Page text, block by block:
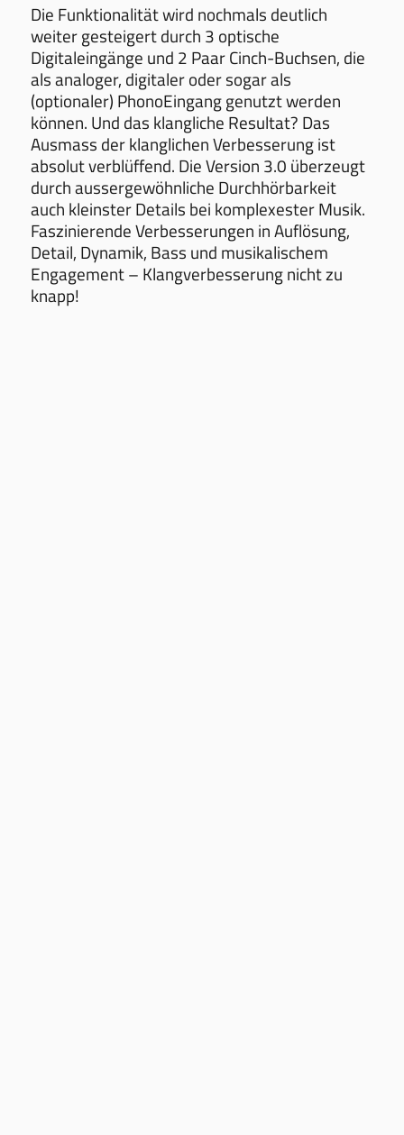
Die Funktionalität wird nochmals deutlich
weiter gesteigert durch 3 optische
Digitaleingänge und 2 Paar Cinch-Buchsen, die
als analoger, digitaler oder sogar als
(optionaler) PhonoEingang genutzt werden
können. Und das klangliche Resultat? Das
Ausmass der klanglichen Verbesserung ist
absolut verblüffend. Die Version 3.0 überzeugt
durch aussergewöhnliche Durchhörbarkeit
auch kleinster Details bei komplexester Musik.
Faszinierende Verbesserungen in Auflösung,
Detail, Dynamik, Bass und musikalischem
Engagement – Klangverbesserung nicht zu
knapp!